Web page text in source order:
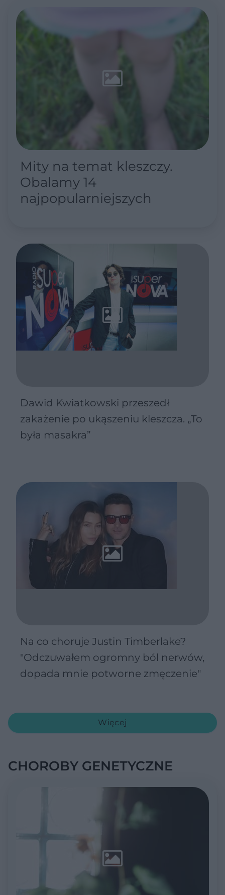
Mity na temat kleszczy.
Obalamy 14
najpopularniejszych
Dawid Kwiatkowski przeszedł
zakażenie po ukąszeniu kleszcza. „To
była masakra”
Na co choruje Justin Timberlake?
"Odczuwałem ogromny ból nerwów,
dopada mnie potworne zmęczenie"
Więcej
CHOROBY GENETYCZNE